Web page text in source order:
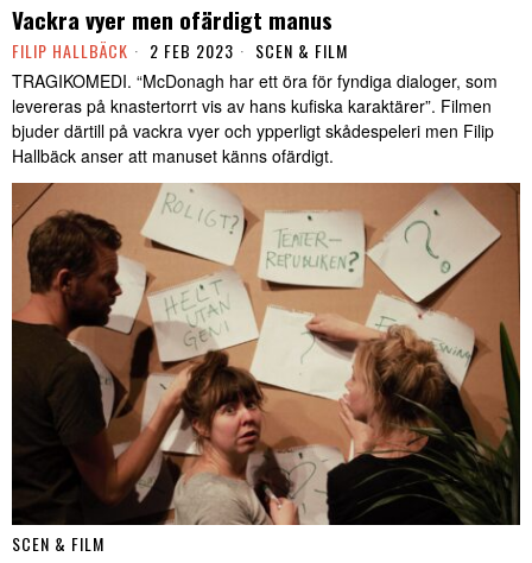
Vackra vyer men ofärdigt manus
FILIP HALLBÄCK 2 FEB 2023 SCEN & FILM
TRAGIKOMEDI. “McDonagh har ett öra för fyndiga dialoger, som
levereras på knastertorrt vis av hans kufiska karaktärer”. Filmen
bjuder därtill på vackra vyer och ypperligt skådespeleri men Filip
Hallbäck anser att manuset känns ofärdigt.
SCEN & FILM